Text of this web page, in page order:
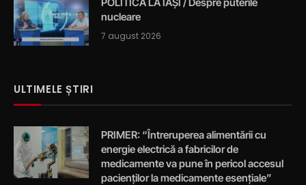
nucleare
7 august 2026
ULTIMELE ȘTIRI
PRIMER: “Întreruperea alimentării cu
energie electrică a fabricilor de
medicamente va pune în pericol accesul
pacienților la medicamente esențiale”